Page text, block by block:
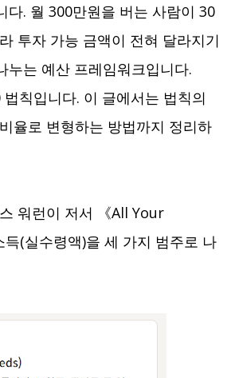
다. 월 300만원을 버는 사람이 30
투자 가능 금액이 전혀 달라지기
누는 예산 프레임워크입니다.
칙입니다. 이 글에서는 법칙의
율로 변형하는 방법까지 정리하
워런이 저서 《All Your
(실수령액)을 세 가지 범주로 나